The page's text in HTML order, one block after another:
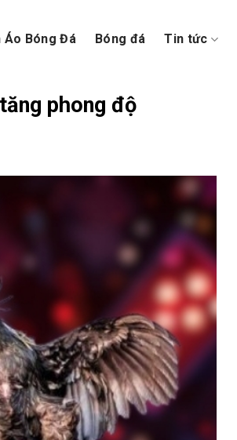
Áo Bóng Đá Bóng đá Tin tức
phong độ